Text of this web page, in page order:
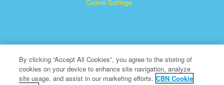
Cookie Settings
「スーパーブック」は、クリスチャン・ブロードキャスティ
By clicking “Accept All Cookies”, you agree to the storing of
cookies on your device to enhance site navigation, analyze
site usage, and assist in our marketing efforts. CBN Cookie